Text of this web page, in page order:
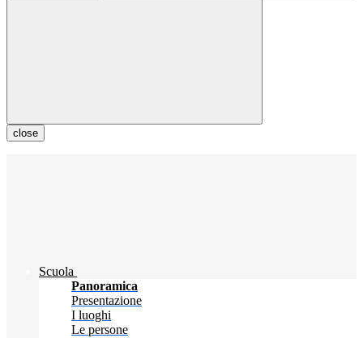
close
Scuola
Panoramica
Presentazione
I luoghi
Le persone